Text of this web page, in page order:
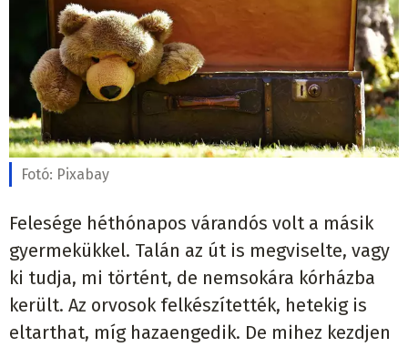
Fotó: Pixabay
Felesége héthónapos várandós volt a másik
gyermekükkel. Talán az út is megviselte, vagy
ki tudja, mi történt, de nemsokára kórházba
került. Az orvosok felkészítették, hetekig is
eltarthat, míg hazaengedik. De mihez kezdjen